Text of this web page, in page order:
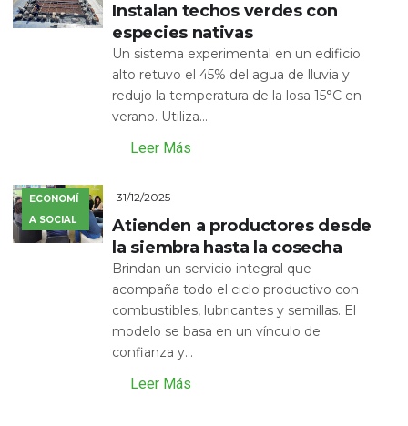
Instalan techos verdes con
especies nativas
Un sistema experimental en un edificio
alto retuvo el 45% del agua de lluvia y
redujo la temperatura de la losa 15°C en
verano. Utiliza...
Leer Más
ECONOMÍ
A SOCIAL
31/12/2025
Atienden a productores desde
la siembra hasta la cosecha
Brindan un servicio integral que
acompaña todo el ciclo productivo con
combustibles, lubricantes y semillas. El
modelo se basa en un vínculo de
confianza y...
Leer Más